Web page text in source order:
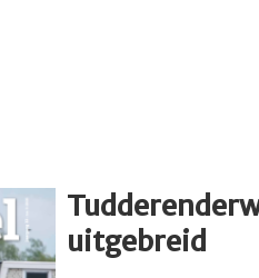
uitgebreid